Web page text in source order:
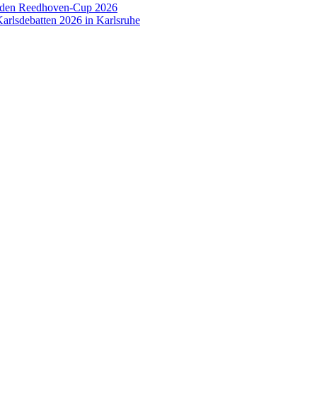
Reedhoven-Cup 2026
2026 in Karlsruhe